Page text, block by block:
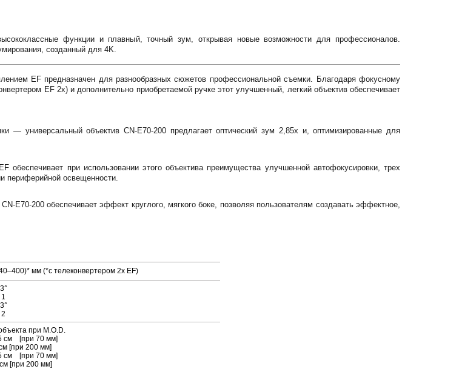
функции и плавный, точный зум, открывая новые возможности для профессионалов.
созданный для 4K.
EF предназначен для разнообразных сюжетов профессиональной съемки. Благодаря фокусному
EF 2x) и дополнительно приобретаемой ручке этот улучшенный, легкий объектив обеспечивает
— универсальный объектив CN-E70-200 предлагает оптический зум 2,85x и, оптимизированные для
обеспечивает при использовании этого объектива преимущества улучшенной автофокусировки, трех
периферийной освещенности.
E70-200 обеспечивает эффект круглого, мягкого боке, позволяя пользователям создавать эффектное,
мм (*с телеконвертером 2x EF)
при M.O.D.
см [при 70 мм]
[при 200 мм]
см [при 70 мм]
[при 200 мм]